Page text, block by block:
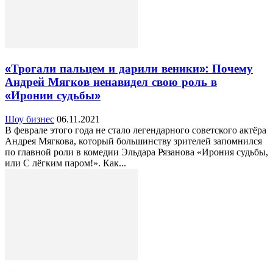
«Трогали пальцем и дарили веники»: Почему
Андрей Мягков ненавидел свою роль в
«Иронии судьбы»
Шоу бизнес 06.11.2021
В феврале этого года не стало легендарного советского актёра
Андрея Мягкова, который большинству зрителей запомнился
по главной роли в комедии Эльдара Рязанова «Ирония судьбы,
или С лёгким паром!». Как...